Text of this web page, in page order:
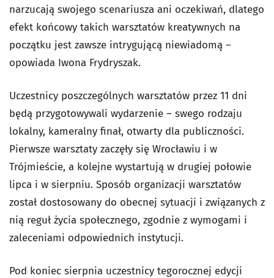
narzucają swojego scenariusza ani oczekiwań, dlatego
efekt końcowy takich warsztatów kreatywnych na
początku jest zawsze intrygującą niewiadomą –
opowiada Iwona Frydryszak.
Uczestnicy poszczególnych warsztatów przez 11 dni
będą przygotowywali wydarzenie – swego rodzaju
lokalny, kameralny finał, otwarty dla publiczności.
Pierwsze warsztaty zaczęły się Wrocławiu i w
Trójmieście, a kolejne wystartują w drugiej połowie
lipca i w sierpniu. Sposób organizacji warsztatów
został dostosowany do obecnej sytuacji i związanych z
nią reguł życia społecznego, zgodnie z wymogami i
zaleceniami odpowiednich instytucji.
Pod koniec sierpnia uczestnicy tegorocznej edycji